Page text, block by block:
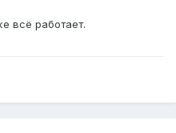
всё работает.